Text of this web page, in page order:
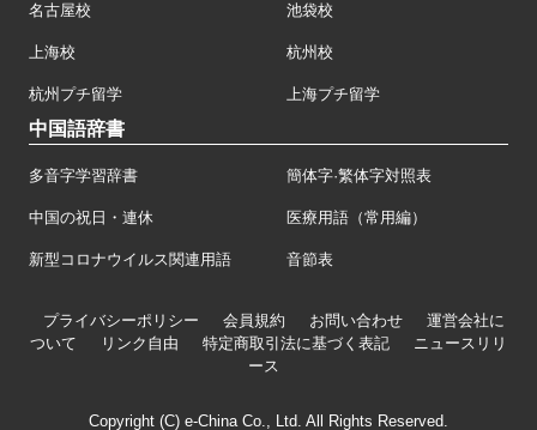
名古屋校 池袋校
上海校 杭州校
杭州プチ留学 上海プチ留学
中国語辞書
多音字学習辞書 簡体字·繁体字対照表
中国の祝日・連休 医療用語（常用編）
新型コロナウイルス関連用語 音節表
プライバシーポリシー 会員規約 お問い合わせ
運営会社に
ついて
リンク自由 特定商取引法に基づく表記
ニュースリリ
ース
Copyright (C) e-China Co., Ltd. All Rights Reserved.